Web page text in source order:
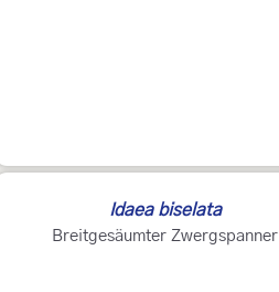
Idaea biselata
Breitgesäumter Zwergspanner